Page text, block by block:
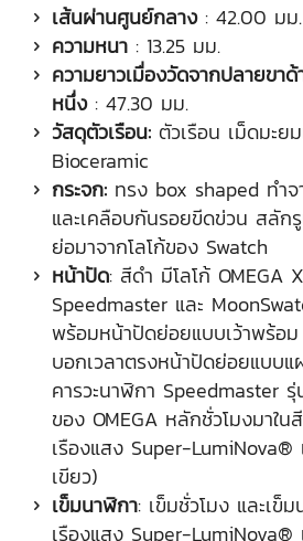
เส้นผ่านศูนย์กลาง: 42.00 มม.
ความหนา : 13.25 มม.
ความยาวเมื่องวัดจากปลายขา
หนึ่ง: 47.30 มม.
วัสดุตัวเรือน: ตัวเรือน เม็ดมะย
Bioceramic
กระจก: ทรง box shaped ทำ
และเคลือบกันรอยขีดข่วน สลัก
ย่อมาจากโลโก้ของ Swatch
หน้าปัด: สีดำ มีโลโก้ OMEGA
Speedmaster และ
พร้อมหน้าปัดย่อยแบบเว้าพร้อม
บอกเวลาตรงหน้าปัดย่อยแบบแ
คารวะนาฬิกา Speedmaster
ของ OMEGA หลักชั่วโมงมาใ
เรืองแสง Super-
เขียว)
เข็มนาฬิกา: เข็มชั่วโมง และเข็
เรืองแสง Super-